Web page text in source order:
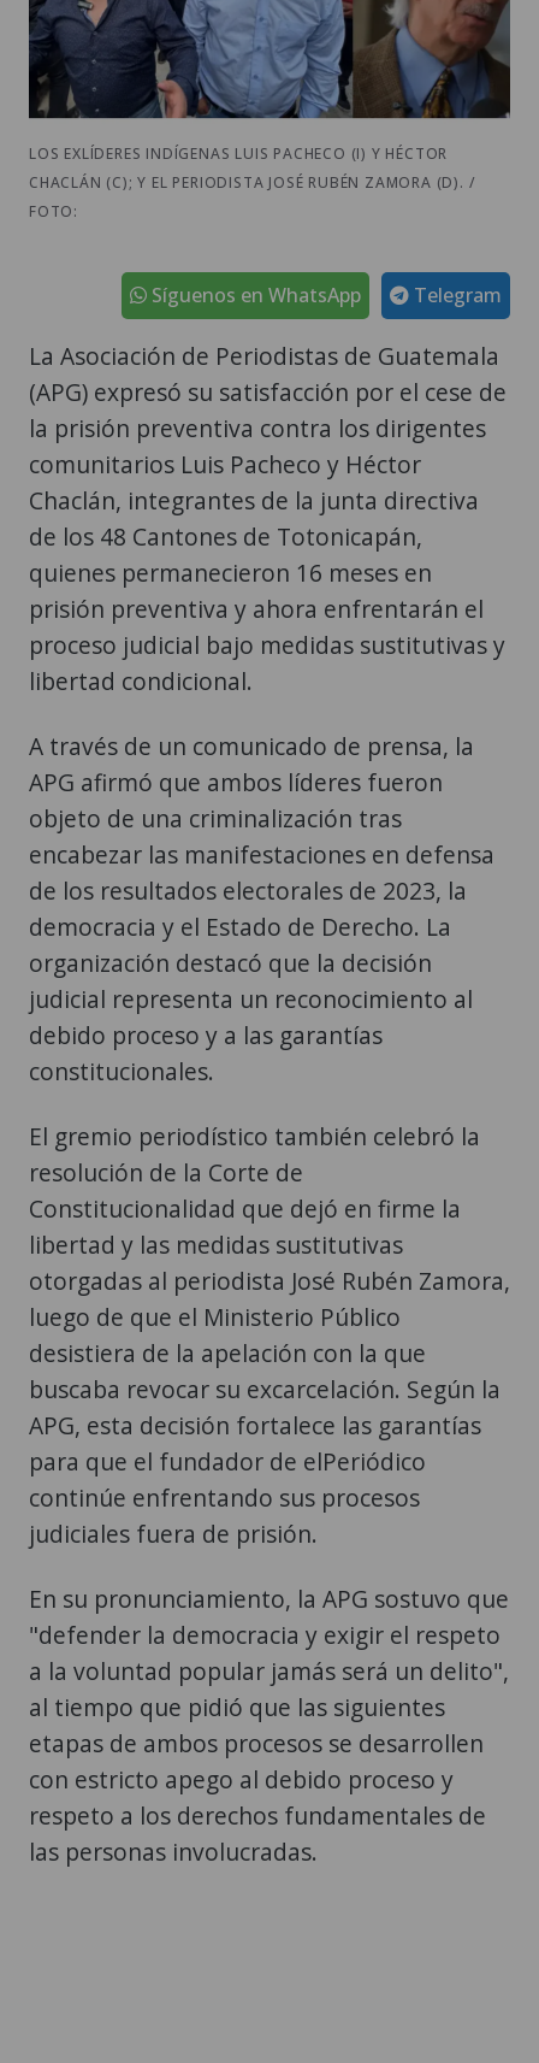
LOS EXLÍDERES INDÍGENAS LUIS PACHECO (I) Y HÉCTOR
CHACLÁN (C); Y EL PERIODISTA JOSÉ RUBÉN ZAMORA (D). /
FOTO:
Telegram
Síguenos en WhatsApp
La Asociación de Periodistas de Guatemala
(APG) expresó su satisfacción por el cese de
la prisión preventiva contra los dirigentes
comunitarios Luis Pacheco y Héctor
Chaclán, integrantes de la junta directiva
de los 48 Cantones de Totonicapán,
quienes permanecieron 16 meses en
prisión preventiva y ahora enfrentarán el
proceso judicial bajo medidas sustitutivas y
libertad condicional.
A través de un comunicado de prensa, la
APG afirmó que ambos líderes fueron
objeto de una criminalización tras
encabezar las manifestaciones en defensa
de los resultados electorales de 2023, la
democracia y el Estado de Derecho. La
organización destacó que la decisión
judicial representa un reconocimiento al
debido proceso y a las garantías
constitucionales.
El gremio periodístico también celebró la
resolución de la Corte de
Constitucionalidad que dejó en firme la
libertad y las medidas sustitutivas
otorgadas al periodista José Rubén Zamora,
luego de que el Ministerio Público
desistiera de la apelación con la que
buscaba revocar su excarcelación. Según la
APG, esta decisión fortalece las garantías
para que el fundador de elPeriódico
continúe enfrentando sus procesos
judiciales fuera de prisión.
En su pronunciamiento, la APG sostuvo que
"defender la democracia y exigir el respeto
a la voluntad popular jamás será un delito",
al tiempo que pidió que las siguientes
etapas de ambos procesos se desarrollen
con estricto apego al debido proceso y
respeto a los derechos fundamentales de
las personas involucradas.